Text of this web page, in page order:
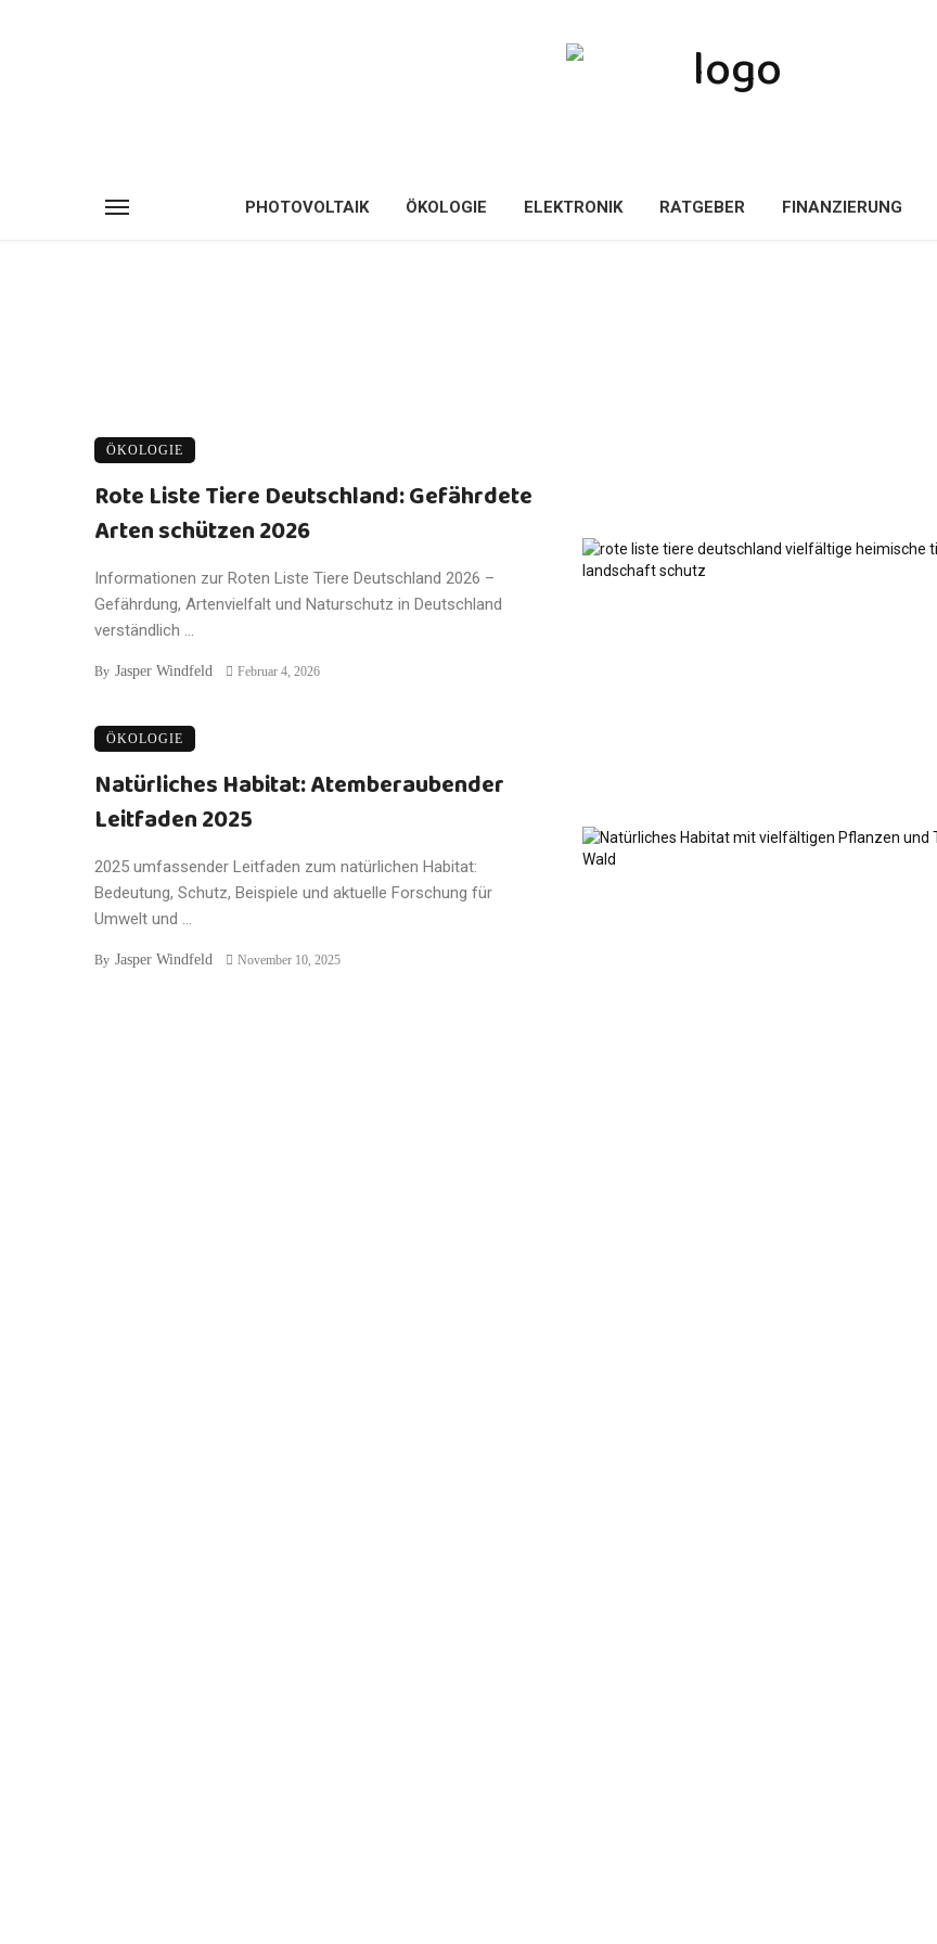
PHOTOVOLTAIK ÖKOLOGIE ELEKTRONIK RATGEBER FINANZIERUNG
ÖKOLOGIE
Rote Liste Tiere Deutschland: Gefährdete
Arten schützen 2026
Informationen zur Roten Liste Tiere Deutschland 2026 –
Gefährdung, Artenvielfalt und Naturschutz in Deutschland
verständlich ...
By Jasper Windfeld Februar 4, 2026
ÖKOLOGIE
Natürliches Habitat: Atemberaubender
Leitfaden 2025
2025 umfassender Leitfaden zum natürlichen Habitat:
Bedeutung, Schutz, Beispiele und aktuelle Forschung für
Umwelt und ...
By Jasper Windfeld November 10, 2025